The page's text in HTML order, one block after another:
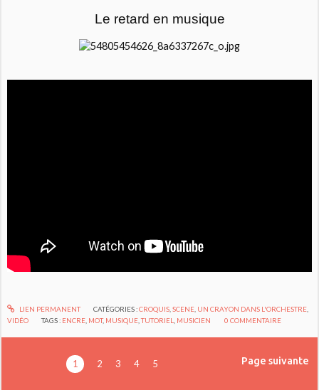
Le retard en musique
LIEN PERMANENT CATÉGORIES :CROQUIS, SCENE, UN CRAYON DANS L'ORCHESTRE,
VIDÉO
TAGS : ENCRE MOT, MUSIQUE ,TUTORIEL MUSICIEN 0 COMMENTAIRE
1 2 3 4 5 Page suivante